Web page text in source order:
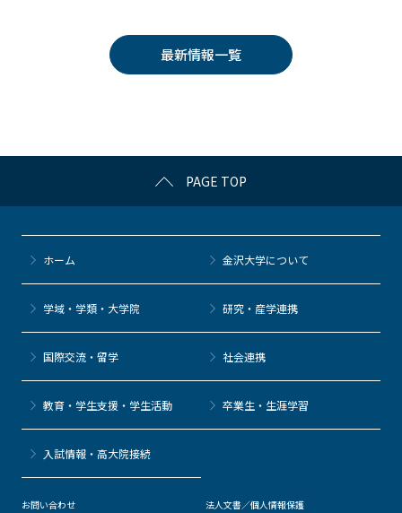
k
erk
et
n
a
最新情報一覧
PAGE TOP
ホーム 金沢大学について
学域・学類・大学院 研究・産学連携
国際交流・留学 社会連携
教育・学生支援・学生活動 卒業生・生涯学習
⼊試情報・高大院接続
お問い合わせ
法人文書／個人情報保護